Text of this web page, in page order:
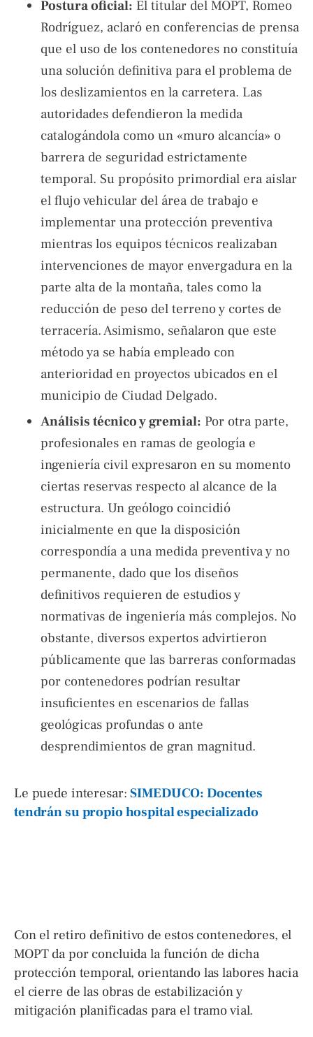
Postura oficial: El titular del MOPT, Romeo
Rodríguez, aclaró en conferencias de prensa
que el uso de los contenedores no constituía
una solución definitiva para el problema de
los deslizamientos en la carretera. Las
autoridades defendieron la medida
catalogándola como un «muro alcancía» o
barrera de seguridad estrictamente
temporal. Su propósito primordial era aislar
el flujo vehicular del área de trabajo e
implementar una protección preventiva
mientras los equipos técnicos realizaban
intervenciones de mayor envergadura en la
parte alta de la montaña, tales como la
reducción de peso del terreno y cortes de
terracería. Asimismo, señalaron que este
método ya se había empleado con
anterioridad en proyectos ubicados en el
municipio de Ciudad Delgado.
Análisis técnico y gremial: Por otra parte,
profesionales en ramas de geología e
ingeniería civil expresaron en su momento
ciertas reservas respecto al alcance de la
estructura. Un geólogo coincidió
inicialmente en que la disposición
correspondía a una medida preventiva y no
permanente, dado que los diseños
definitivos requieren de estudios y
normativas de ingeniería más complejos. No
obstante, diversos expertos advirtieron
públicamente que las barreras conformadas
por contenedores podrían resultar
insuficientes en escenarios de fallas
geológicas profundas o ante
desprendimientos de gran magnitud.
Le puede interesar:SIMEDUCO: Docentes
tendrán su propio hospital especializado
Con el retiro definitivo de estos contenedores, el
MOPT da por concluida la función de dicha
protección temporal, orientando las labores hacia
el cierre de las obras de estabilización y
mitigación planificadas para el tramo vial.